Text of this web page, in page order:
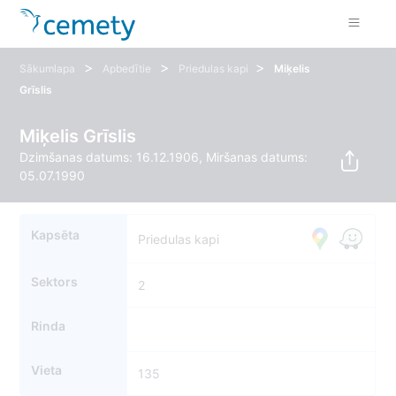
Sākumlapa > Apbedītie > Priedulas kapi >
Miķelis
Grīslis
Miķelis Grīslis
Dzimšanas datums: 16.12.1906, Miršanas datums:
05.07.1990
Kapsēta Priedulas kapi
Sektors 2
Rinda
Vieta 135